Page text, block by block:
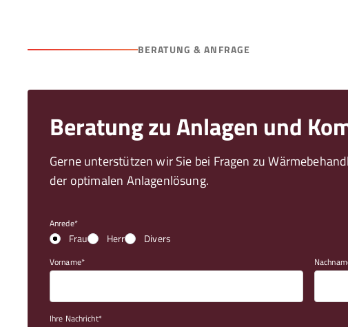
BERATUNG & ANFRAGE
Beratung zu Anlagen und
Gerne unterstützen wir Sie bei Fragen zu
der optimalen Anlagenlösung.
Anrede
Frau Herr Divers
Vorname
Ihre Nachricht